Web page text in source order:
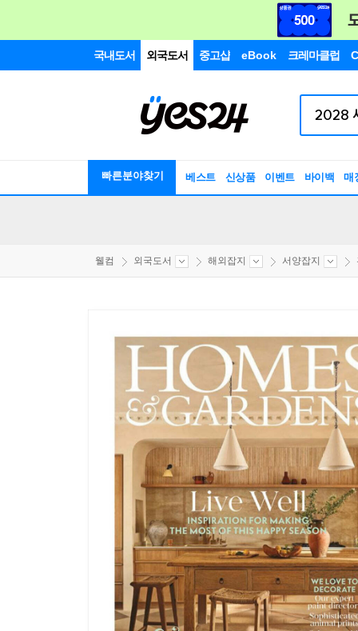
국내도서 외국도서 중고샵 eBook 크레마클럽
빠른분야찾기 베스트 신상품 이벤트 바이백 매
웰컴 외국도서 해외잡지 서양잡지